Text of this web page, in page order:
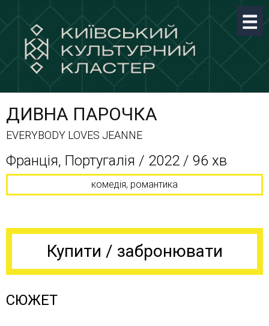
ДИВНА ПАРОЧКА
EVERYBODY LOVES JEANNE
Франція, Португалія / 2022 / 96 хв
комедія, романтика
Купити / забронювати
СЮЖЕТ